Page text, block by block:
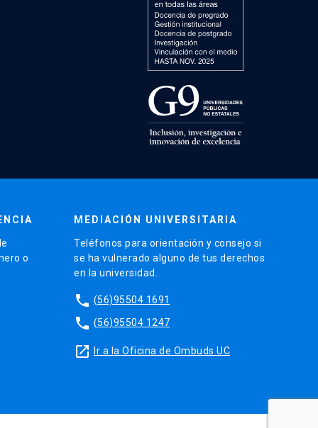
o
MEDIACIÓN UNIVERSITARIA
Teléfonos para orientación y consejo si
se ha vulnerado alguno de tus derechos
en la universidad.
phone (56)95504 1691
phone (56)95504 1247
launch Ir a la Oficina de Ombuds UC